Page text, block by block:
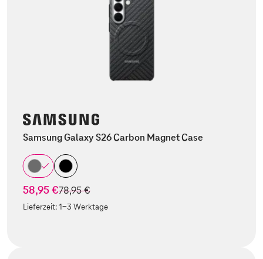
Samsung Galaxy S26 Carbon Magnet Case
58,95 €statt
78,95 €
Lieferzeit:1-3 Werktage